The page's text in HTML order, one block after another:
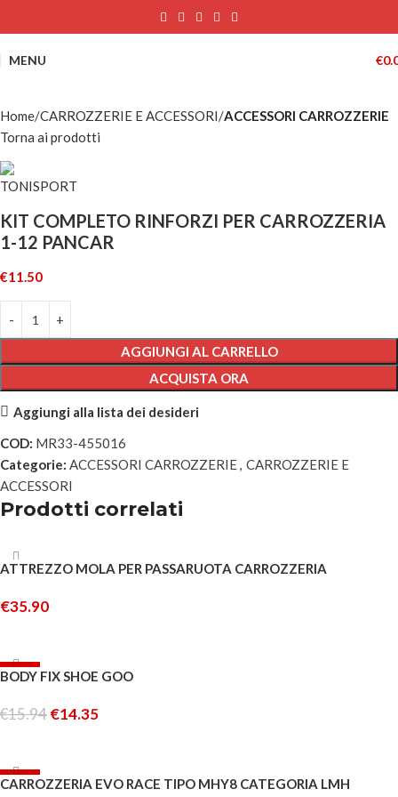
MENU €
Home CARROZZERIE E ACCESSORI ACCESSORI CARROZZERIE
Torna ai prodotti
KIT COMPLETO RINFORZI PER CARROZZERIA
1-12 PANCAR
€11.50
AGGIUNGI AL CARRELLO
ACQUISTA ORA
Aggiungi alla lista dei desideri
COD: MR33-455016
Categorie: ACCESSORI CARROZZERIE, CARROZZERIE E
ACCESSORI
Prodotti correlati
ATTREZZO MOLA PER PASSARUOTA CARROZZERIA
€35.90
-10%
BODY FIX SHOE GOO
€15.94€14.35
-10%
CARROZZERIA EVO RACE TIPO MHY8 CATEGORIA LMH